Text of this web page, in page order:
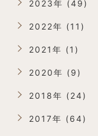
2023年 (49)
2022年 (11)
2021年 (1)
2020年 (9)
2018年 (24)
2017年 (64)